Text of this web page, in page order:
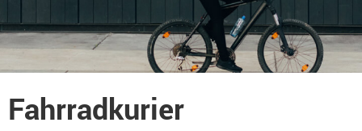
Fahrradkurier